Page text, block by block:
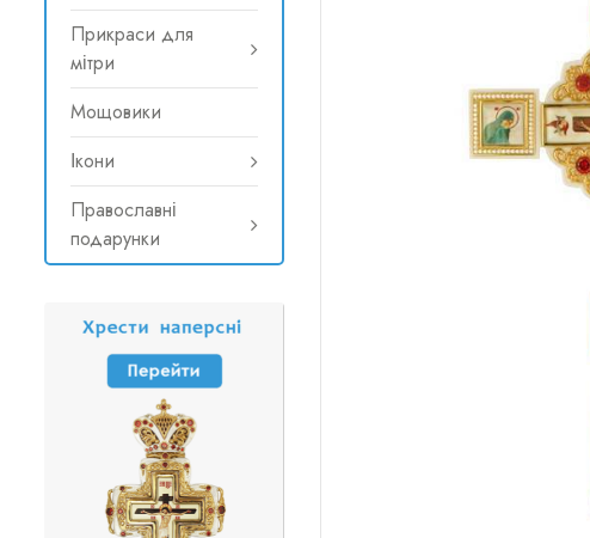
Прикраси для
мітри
Мощовики
Ікони
Православні
подарунки